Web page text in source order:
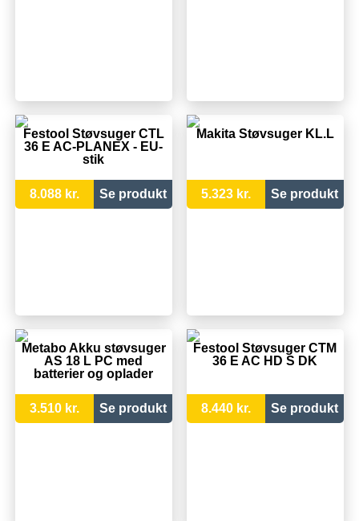
Festool Støvsuger CTL
36 E AC-PLANEX - EU-
stik
8.088 kr. Se produkt
Makita Støvsuger KL.L
5.323 kr. Se produkt
Metabo Akku støvsuger
AS 18 L PC med
batterier og oplader
3.510 kr. Se produkt
Festool Støvsuger CTM
36 E AC HD S DK
8.440 kr. Se produkt